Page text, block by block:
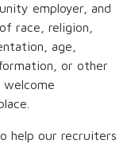
employer, and
race, religion,
age,
or other
help our recruiters